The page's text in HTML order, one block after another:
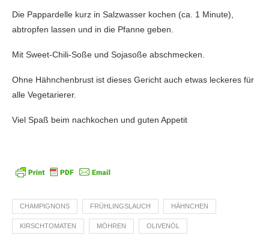
Die Pappardelle kurz in Salzwasser kochen (ca. 1 Minute),
abtropfen lassen und in die Pfanne geben.
Mit Sweet-Chili-Soße und Sojasoße abschmecken.
Ohne Hähnchenbrust ist dieses Gericht auch etwas leckeres für
alle Vegetarierer.
Viel Spaß beim nachkochen und guten Appetit
CHAMPIGNONS FRÜHLINGSLAUCH HÄHNCHEN
KIRSCHTOMATEN MÖHREN OLIVENÖL